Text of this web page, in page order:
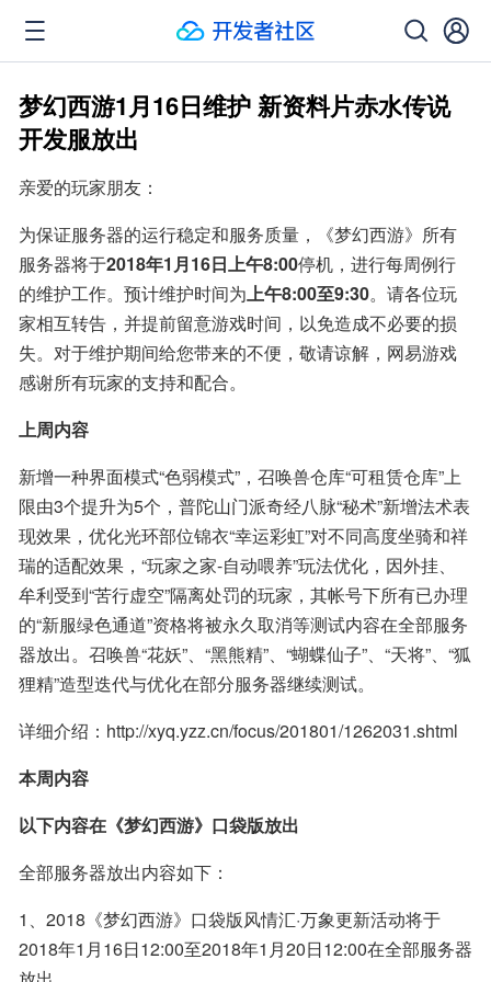
梦幻西游1月16日维护 新资料片赤水传说
开发服放出
亲爱的玩家朋友：
为保证服务器的运行稳定和服务质量，《梦幻西游》所有
服务器将于2018年1月16日上午8:00停机，进行每周例行
的维护工作。预计维护时间为上午8:00至9:30。请各位玩
家相互转告，并提前留意游戏时间，以免造成不必要的损
失。对于维护期间给您带来的不便，敬请谅解，网易游戏
感谢所有玩家的支持和配合。
上周内容
新增一种界面模式“色弱模式”，召唤兽仓库“可租赁仓库”上
限由3个提升为5个，普陀山门派奇经八脉“秘术”新增法术表
现效果，优化光环部位锦衣“幸运彩虹”对不同高度坐骑和祥
瑞的适配效果，“玩家之家-自动喂养”玩法优化，因外挂、
牟利受到“苦行虚空”隔离处罚的玩家，其帐号下所有已办理
的“新服绿色通道”资格将被永久取消等测试内容在全部服务
器放出。召唤兽“花妖”、“黑熊精”、“蝴蝶仙子”、“天将”、“狐
狸精”造型迭代与优化在部分服务器继续测试。
详细介绍：http://xyq.yzz.cn/focus/201801/1262031.shtml
本周内容
以下内容在《梦幻西游》口袋版放出
全部服务器放出内容如下：
1、2018《梦幻西游》口袋版风情汇·万象更新活动将于
2018年1月16日12:00至2018年1月20日12:00在全部服务器